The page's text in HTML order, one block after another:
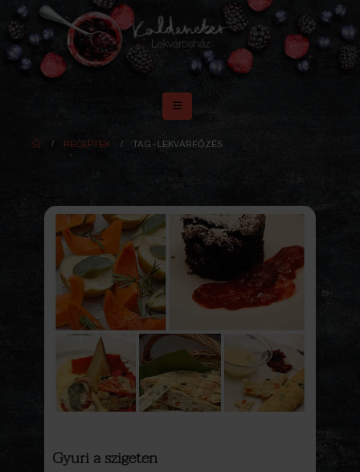
RECEPTEK TAG - LEKVÁRFŐZÉS
Gyuri a szigeten